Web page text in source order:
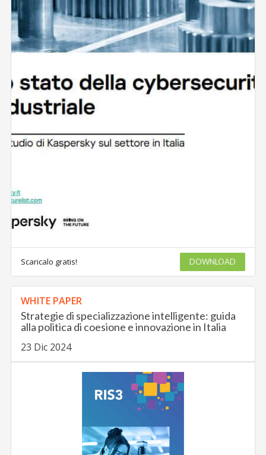
Scaricalo gratis! DOWNLOAD
WHITE PAPER
Strategie di specializzazione intelligente: guida
alla politica di coesione e innovazione in Italia
23 Dic 2024